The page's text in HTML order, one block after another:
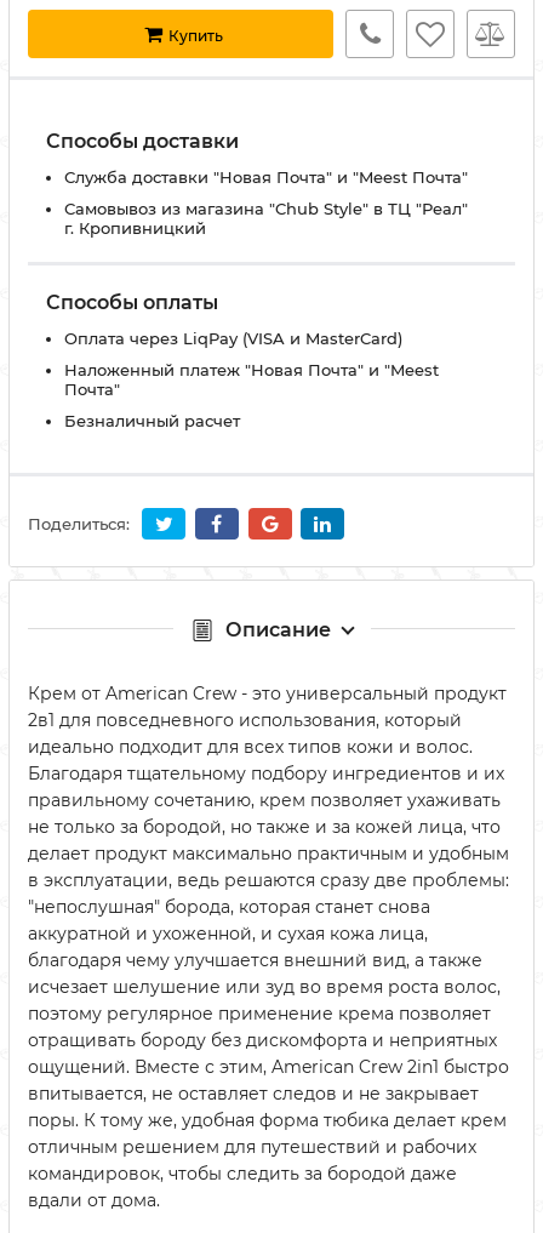
Купить
Способы доставки
Служба доставки "Новая Почта" и "Meest Почта"
Самовывоз из магазина "Chub Style" в ТЦ "Реал"
г. Кропивницкий
Способы оплаты
Оплата через LiqPay (VISA и MasterCard)
Наложенный платеж "Новая Почта" и "Meest
Почта"
Безналичный расчет
Поделиться:
Описание
Крем от American Crew - это универсальный продукт
2в1 для повседневного использования, который
идеально подходит для всех типов кожи и волос.
Благодаря тщательному подбору ингредиентов и их
правильному сочетанию, крем позволяет ухаживать
не только за бородой, но также и за кожей лица, что
делает продукт максимально практичным и удобным
в эксплуатации, ведь решаются сразу две проблемы:
"непослушная" борода, которая станет снова
аккуратной и ухоженной, и сухая кожа лица,
благодаря чему улучшается внешний вид, а также
исчезает шелушение или зуд во время роста волос,
поэтому регулярное применение крема позволяет
отращивать бороду без дискомфорта и неприятных
ощущений. Вместе с этим, American Crew 2in1 быстро
впитывается, не оставляет следов и не закрывает
поры. К тому же, удобная форма тюбика делает крем
отличным решением для путешествий и рабочих
командировок, чтобы следить за бородой даже
вдали от дома.